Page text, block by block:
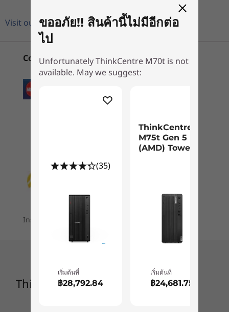
แยกที่ออปชั่นได้สูงสุดถึง AMD Radeon™ RX550x
ตอบสนองผู้ที่ชื่นชอบความเร็ว
ออปชั่นฮาร์ดไดรฟ์ Intel®Optane™ memory เพื่อ
ประสบการณ์ตัวจัดเก็บข้อมูลที่ตอบสนองดีเยี่ยมช่วย
เร่งความเร็วในการบูต ค้นหา และเปิดไฟล์ นอกจาก
นี้ยังมี M.2 solid-state drive (SSD) ให้เลือกสำหรับ
การเข้าถึงไฟล์ที่รวดเร็ว ในขณะที่ 3D NAND
Up to 2TB 7200rpm SATA HDD
Intel® Optane™ memory
Graphics
AMD Radeon™ 520
AMD Radeon™ RX550X
Dimensions (H x W x D)
Volume
Color
WiFi 6 802.11 AX
หน่วยประมวลผล
กราฟิก
เริ่มต้นที่
฿28,792.84
Visit our FAQ
Convenient Payment Options
Installment plans are available for your order
ThinkCentre M70t
ขออภัย!! สินค้านี้ไม่มีอีกต่อ
ไป
Unfortunately ThinkCentre M70t is not
available. May we suggest:
(35)
เริ่มต้นที่
฿28,792.84
ThinkCentre
M75t Gen 5
(AMD) Tower
เริ่มต้นที่
฿24,681.75